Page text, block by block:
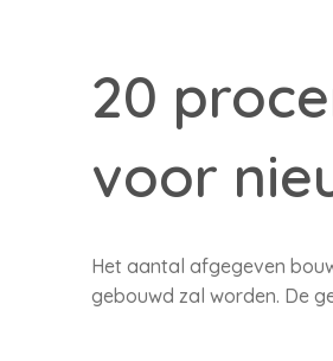
20
voor
Het aantal afgegeven
gebouwd zal worden. De